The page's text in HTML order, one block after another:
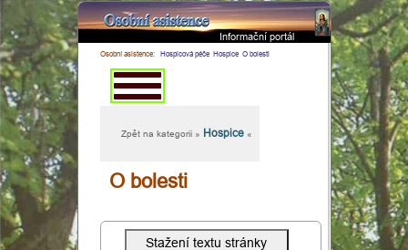
Informační portál
Osobní asistence: Hospicová péče Hospice O bolesti
Zpět na kategorii » Hospice «
O bolesti